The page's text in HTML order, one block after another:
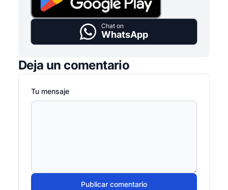
Chat on
WhatsApp
Deja un comentario
Tu mensaje
Publicar comentario